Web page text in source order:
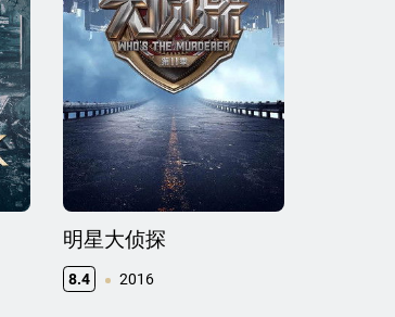
明星大侦探
8.4 2016